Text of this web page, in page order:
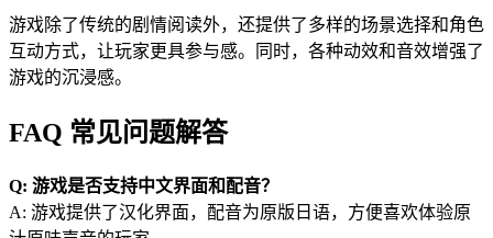
游戏除了传统的剧情阅读外，还提供了多样的场景选择和角色
互动方式，让玩家更具参与感。同时，各种动效和音效增强了
游戏的沉浸感。
FAQ 常见问题解答
Q: 游戏是否支持中文界面和配音？
A: 游戏提供了汉化界面，配音为原版日语，方便喜欢体验原